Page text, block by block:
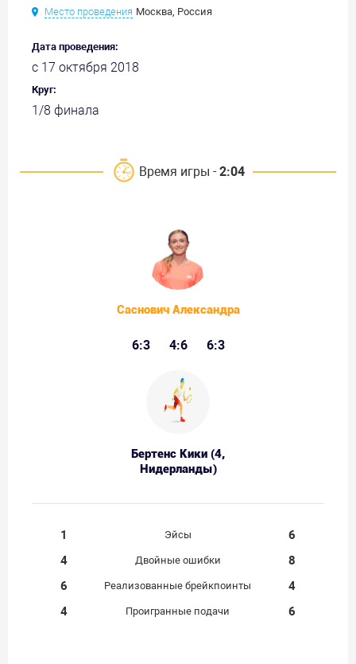
Место проведения Москва, Россия
Дата проведения:
с 17 октября 2018
Круг:
1/8 финала
Время игры - 2:04
Саснович Александра
6:3 4:6 6:3
Бертенс Кики (4,
Нидерланды)
1 Эйсы
6
4
Двойные ошибки
8
6
Реализованные брейкпоинты
4
4
Проигранные подачи 6